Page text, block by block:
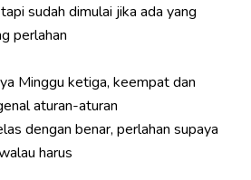
sudah dimulai jika ada yang
perlahan
Minggu ketiga, keempat dan
aturan-aturan
dengan benar, perlahan supaya
harus